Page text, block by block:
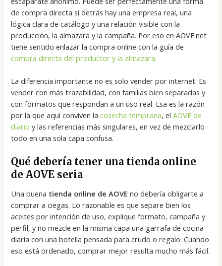
de compra directa si detrás hay una empresa real, una
lógica clara de catálogo y una relación visible con la
producción, la almazara y la campaña. Por eso en AOVE.net
tiene sentido enlazar la compra online con la guía de
compra directa del productor y la almazara.
La diferencia importante no es solo vender por internet. Es
vender con más trazabilidad, con familias bien separadas y
con formatos que respondan a un uso real. Esa es la razón
por la que aquí conviven lacosecha temprana, elAOVE de
diario y las referencias más singulares, en vez de mezclarlo
todo en una sola capa confusa.
Qué debería tener una tienda online
de AOVE seria
Una buena tienda online de AOVE no debería obligarte a
comprar a ciegas. Lo razonable es que separe bien los
aceites por intención de uso, explique formato, campaña y
perfil, y no mezcle en la misma capa una garrafa de cocina
diaria con una botella pensada para crudo o regalo. Cuando
eso está ordenado, comprar mejor resulta mucho más fácil.